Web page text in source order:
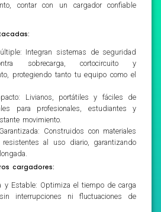
contar con un cargador confiable
Integran sistemas de seguridad
sobrecarga, cortocircuito y
protegiendo tanto tu equipo como el
Livianos, portátiles y fáciles de
para profesionales, estudiantes y
movimiento.
Construidos con materiales
al uso diario, garantizando
cargadores:
y Estable: Optimiza el tiempo de carga
interrupciones ni fluctuaciones de